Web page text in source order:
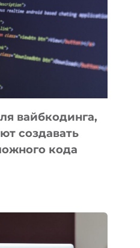
вайбкодинга,
создавать
кода